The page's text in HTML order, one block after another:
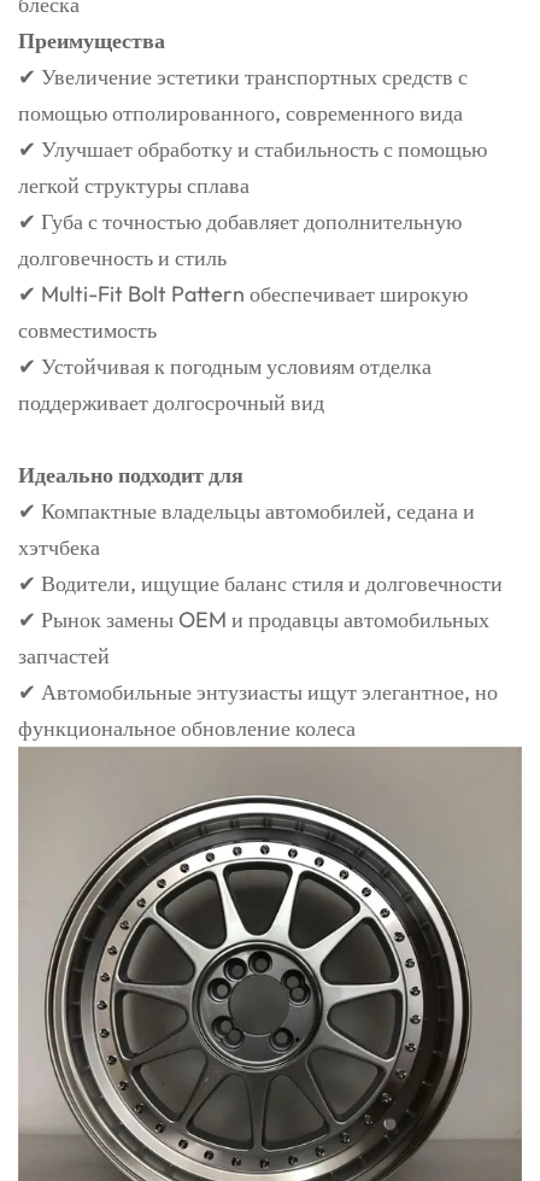
Преимущества
✔ Увеличение эстетики транспортных средств с
помощью отполированного, современного вида
✔ Улучшает обработку и стабильность с помощью
легкой структуры сплава
✔ Губа с точностью добавляет дополнительную
долговечность и стиль
✔ Multi-Fit Bolt Pattern обеспечивает широкую
совместимость
✔ Устойчивая к погодным условиям отделка
поддерживает долгосрочный вид
Идеально подходит для
✔ Компактные владельцы автомобилей, седана и
хэтчбека
✔ Водители, ищущие баланс стиля и долговечности
✔ Рынок замены OEM и продавцы автомобильных
запчастей
✔ Автомобильные энтузиасты ищут элегантное, но
функциональное обновление колеса